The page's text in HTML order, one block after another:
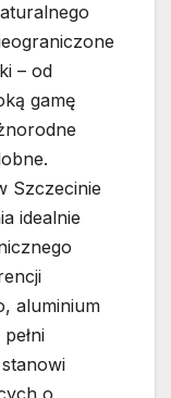
– od
gamę
Szczecinie
idealnie
aluminium